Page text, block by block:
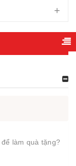
+
để làm quà tặng?